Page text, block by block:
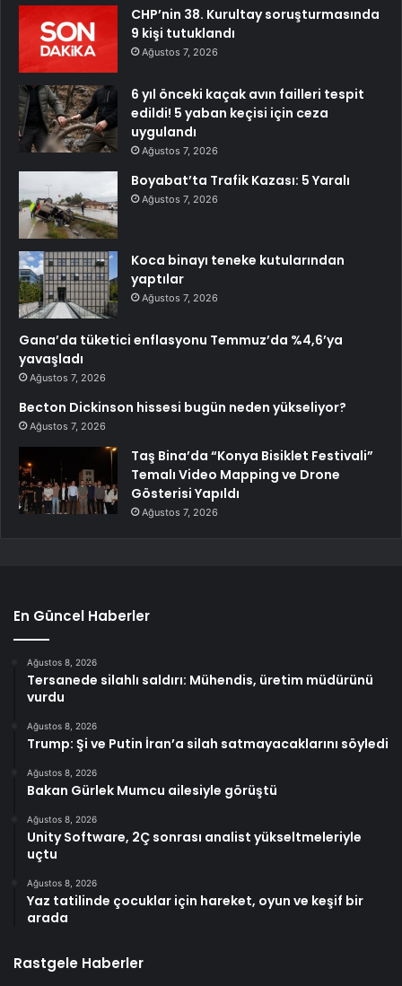
CHP’nin 38. Kurultay soruşturmasında
9 kişi tutuklandı
Ağustos 7, 2026
6 yıl önceki kaçak avın failleri tespit
edildi! 5 yaban keçisi için ceza
uygulandı
Ağustos 7, 2026
Boyabat’ta Trafik Kazası: 5 Yaralı
Ağustos 7, 2026
Koca binayı teneke kutularından
yaptılar
Ağustos 7, 2026
Gana’da tüketici enflasyonu Temmuz’da %4,6’ya
yavaşladı
Ağustos 7, 2026
Becton Dickinson hissesi bugün neden yükseliyor?
Ağustos 7, 2026
Taş Bina’da “Konya Bisiklet Festivali”
Temalı Video Mapping ve Drone
Gösterisi Yapıldı
Ağustos 7, 2026
En Güncel Haberler
Ağustos 8, 2026
Tersanede silahlı saldırı: Mühendis, üretim müdürünü
vurdu
Ağustos 8, 2026
Trump: Şi ve Putin İran’a silah satmayacaklarını söyledi
Ağustos 8, 2026
Bakan Gürlek Mumcu ailesiyle görüştü
Ağustos 8, 2026
Unity Software, 2Ç sonrası analist yükseltmeleriyle
uçtu
Ağustos 8, 2026
Yaz tatilinde çocuklar için hareket, oyun ve keşif bir
arada
Rastgele Haberler